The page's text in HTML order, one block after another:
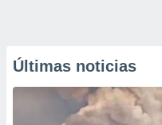
Últimas noticias